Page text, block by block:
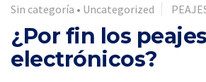
Sin categoría • Uncategorized
¿Por fin los peajes
electrónicos?